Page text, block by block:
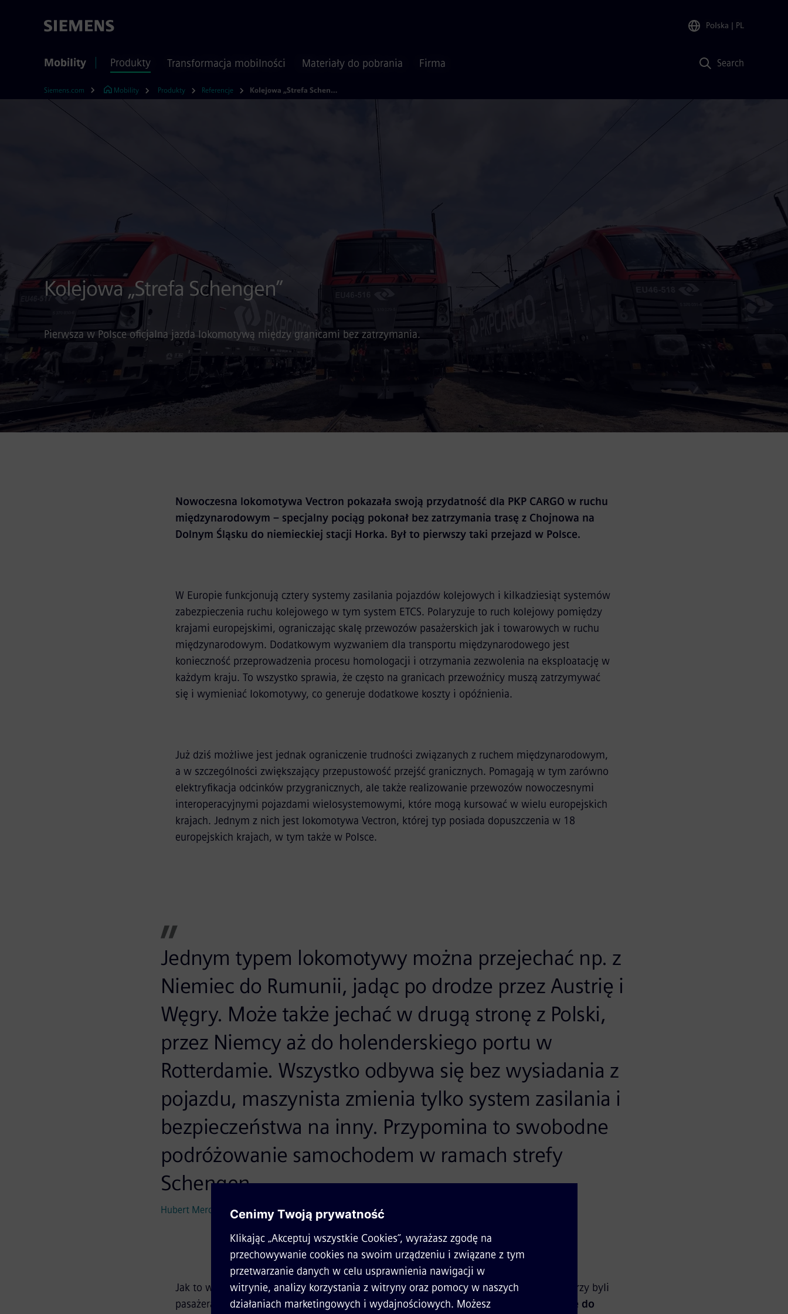
Polska | PL
Mobility Produkty Transformacja mobilności Materiały do pobrania Firma Search
Siemens.com Mobility Produkty Referencje Kolejowa „Strefa Schengen”
Kolejowa „Strefa Schengen”
Pierwsza w Polsce oficjalna jazda lokomotywą między granicami bez zatrzymania.
Nowoczesna lokomotywa Vectron pokazała swoją przydatność dla PKP CARGO w ruchu
międzynarodowym – specjalny pociąg pokonał bez zatrzymania trasę z Chojnowa na
Dolnym Śląsku do niemieckiej stacji Horka. Był to pierwszy taki przejazd w Polsce.
W Europie funkcjonują cztery systemy zasilania pojazdów kolejowych i kilkadziesiąt systemów
zabezpieczenia ruchu kolejowego w tym system ETCS. Polaryzuje to ruch kolejowy pomiędzy
krajami europejskimi, ograniczając skalę przewozów pasażerskich jak i towarowych w ruchu
międzynarodowym. Dodatkowym wyzwaniem dla transportu międzynarodowego jest
konieczność przeprowadzenia procesu homologacji i otrzymania zezwolenia na eksploatację w
każdym kraju. To wszystko sprawia, że często na granicach przewoźnicy muszą zatrzymywać
się i wymieniać lokomotywy, co generuje dodatkowe koszty i opóźnienia.
Już dziś możliwe jest jednak ograniczenie trudności związanych z ruchem międzynarodowym,
a w szczególności zwiększający przepustowość przejść granicznych. Pomagają w tym zarówno
elektryfikacja odcinków przygranicznych, ale także realizowanie przewozów nowoczesnymi
interoperacyjnymi pojazdami wielosystemowymi, które mogą kursować w wielu europejskich
krajach. Jednym z nich jest lokomotywa Vectron, której typ posiada dopuszczenia w 18
europejskich krajach, w tym także w Polsce.
Jednym typem lokomotywy można przejechać np. z
Niemiec do Rumunii, jadąc po drodze przez Austrię i
Węgry. Może także jechać w drugą stronę z Polski,
przez Niemcy aż do holenderskiego portu w
Rotterdamie. Wszystko odbywa się bez wysiadania z
pojazdu, maszynista zmienia tylko system zasilania i
bezpieczeństwa na inny. Przypomina to swobodne
podróżowanie samochodem w ramach strefy
Schengen.
Hubert Meronk, Prezes Siemens Mobility Sp. z o.o.
Jak to wygląda w praktyce, mogli przekonać się uczestnicy spotkania w Chojnowie, którzy byli
pasażerami pociągu pasażerskiego prowadzonego przez Vectrona:skład pokonał trasę do